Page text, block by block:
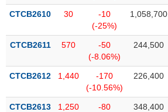
Theo
dõi
biệt
được
quỹ
CTCB2610 30
-10
(-25%)
1,058,700
CTCB2611 570
-50
(-8.06%)
244,500
CTCB2612 1,440
-170
(-10.56%)
226,400
CTCB2613 1,250
-80
348,400
CÔNG
ĐẦU
TƯ
DỮ